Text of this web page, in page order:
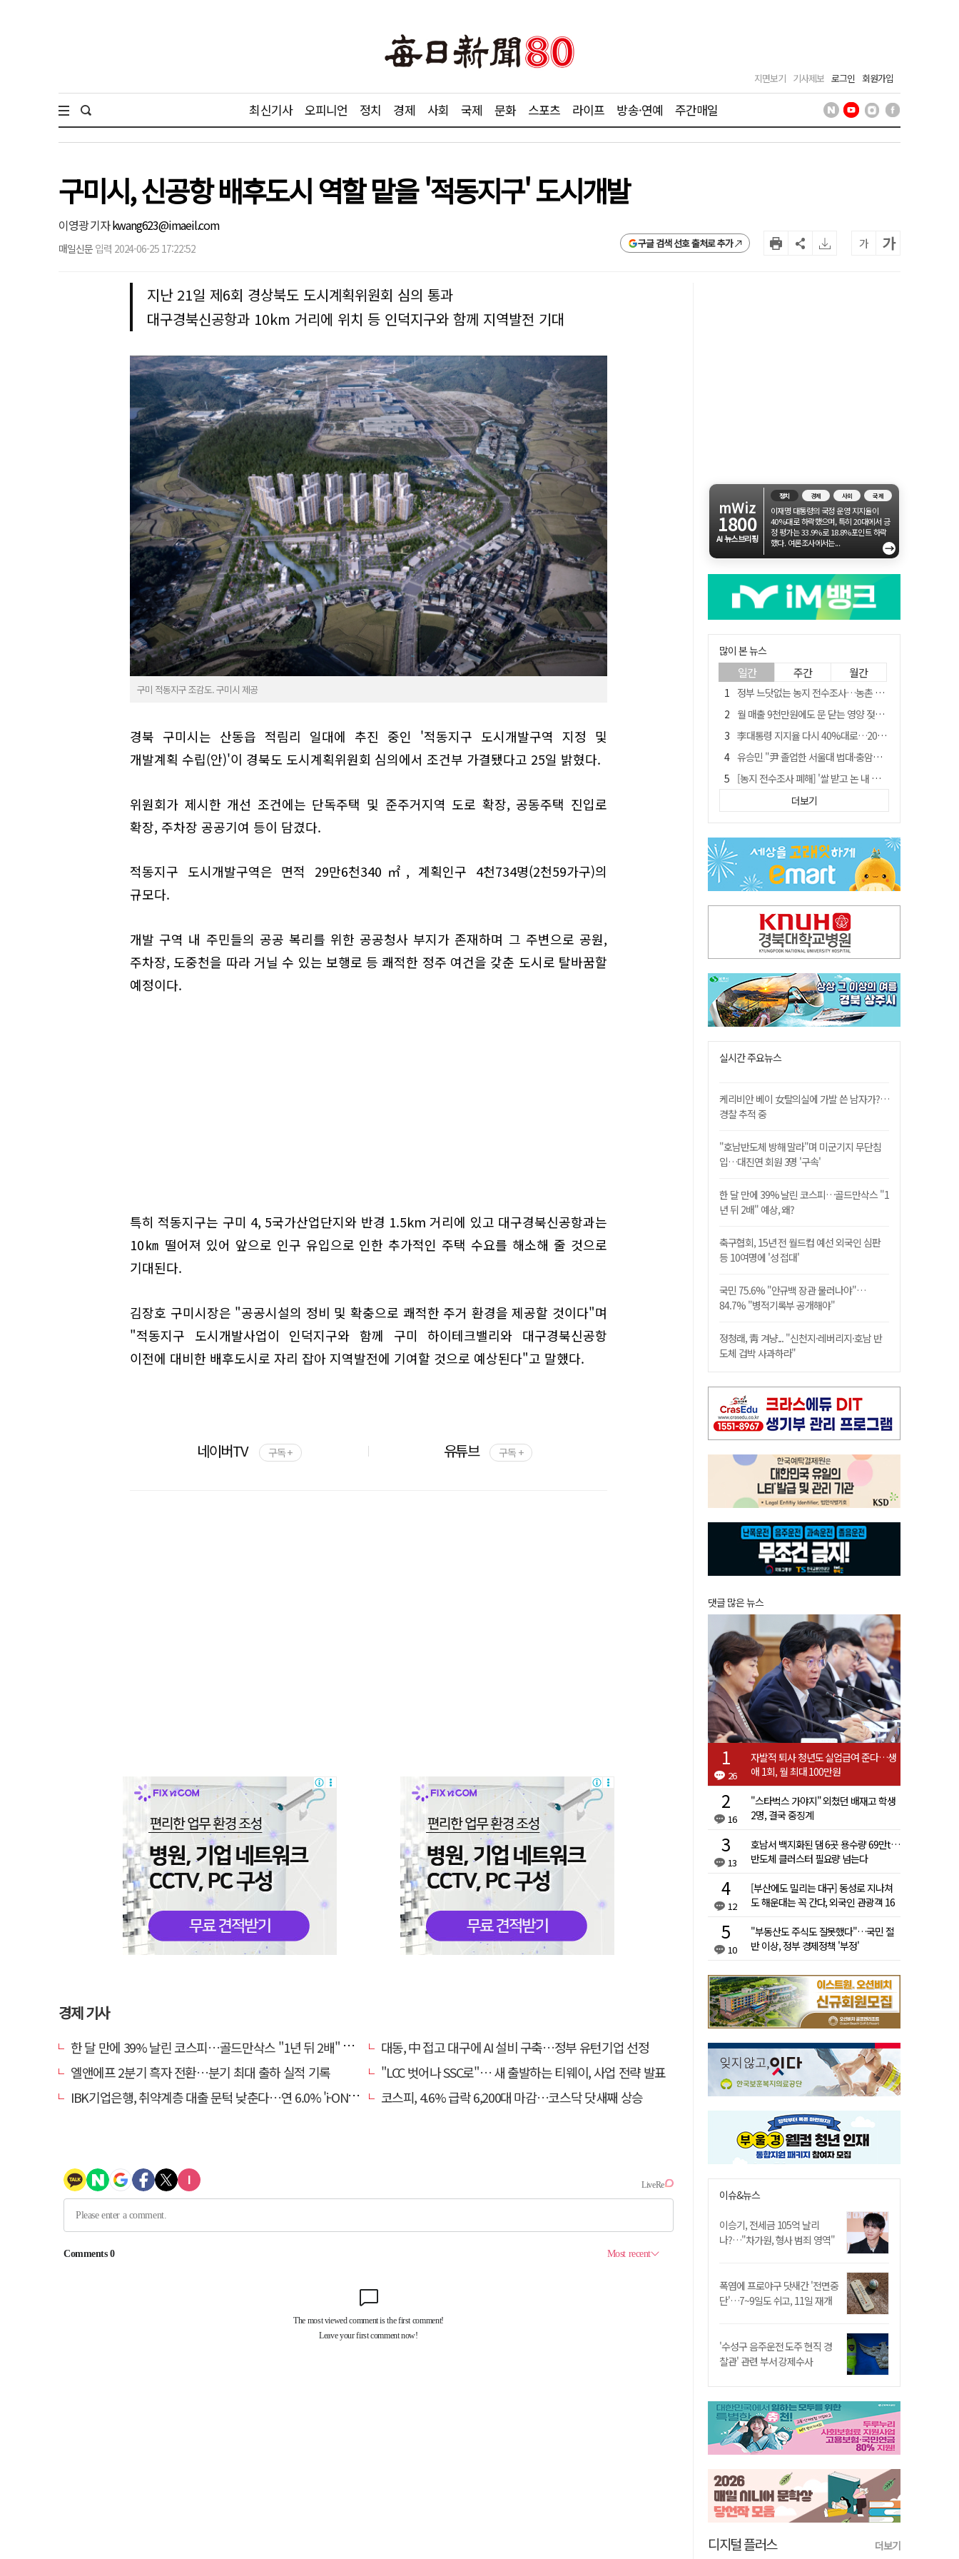
지면보기 기사제보 로그인 회원가입
최신기사 오피니언 정치 경제 사회 국제 문화 스포츠 라이프 방송·연예 주간매일
구미시, 신공항 배후도시 역할 맡을 '적동지구' 도시개발
이영광 기자kwang623@imaeil.com
매일신문 입력 2024-06-25 17:22:52 구글 검색 선호 출처로 추가 가 가
지난 21일 제6회 경상북도 도시계획위원회 심의 통과
대구경북신공항과 10km 거리에 위치 등 인덕지구와 함께 지역발전 기대
구미 적동지구 조감도. 구미시 제공
경북 구미시는 산동읍 적림리 일대에 추진 중인 '적동지구 도시개발구역 지정 및
개발계획 수립(안)'이 경북도 도시계획위원회 심의에서 조건부 가결됐다고 25일 밝혔다.
위원회가 제시한 개선 조건에는 단독주택 및 준주거지역 도로 확장, 공동주택 진입로
확장, 주차장 공공기여 등이 담겼다.
적동지구 도시개발구역은 면적 29만6천340㎡, 계획인구 4천734명(2천59가구)의
규모다.
개발 구역 내 주민들의 공공 복리를 위한 공공청사 부지가 존재하며 그 주변으로 공원,
주차장, 도중천을 따라 거닐 수 있는 보행로 등 쾌적한 정주 여건을 갖춘 도시로 탈바꿈할
예정이다.
특히 적동지구는 구미 4, 5국가산업단지와 반경 1.5km 거리에 있고 대구경북신공항과는
10㎞ 떨어져 있어 앞으로 인구 유입으로 인한 추가적인 주택 수요를 해소해 줄 것으로
기대된다.
김장호 구미시장은 "공공시설의 정비 및 확충으로 쾌적한 주거 환경을 제공할 것이다"며
"적동지구 도시개발사업이 인덕지구와 함께 구미 하이테크밸리와 대구경북신공항
이전에 대비한 배후도시로 자리 잡아 지역발전에 기여할 것으로 예상된다"고 말했다.
네이버TV 구독 + 유튜브 구독 +
경제 기사
한 달 만에 39% 날린 코스피…골드만삭스 "1년 뒤 2배" 예상, 왜?
대동, 中 접고 대구에 AI 설비 구축…정부 유턴기업 선정
엘앤에프 2분기 흑자 전환…분기 최대 출하 실적 기록
"LCC 벗어나 SSC로"… 새 출발하는 티웨이, 사업 전략 발표
IBK기업은행, 취약계층 대출 문턱 낮춘다…연 6.0% 'i-ONE 햇살론 특례보증' 비대면 출시
코스피, 4.6% 급락 6,200대 마감…코스닥 닷새째 상승
mWiz
1800
AI 뉴스브리핑
정치 경제 사회 국제
이재명 대통령의 국정 운영 지지율이
40%대로 하락했으며, 특히 20대에서 긍
정 평가는 33.9%로 18.8%포인트 하락
했다. 여론조사에서는...
→
많이 본 뉴스
일간 주간 월간
정부 느닷없는 농지 전수조사…농촌 들쑤시는 '경자유전'의 칼날
월 매출 9천만원에도 문 닫는 영양 젖소농장… "일할 사람이 없어"
李대통령 지지율 다시 40%대로…20대는 18.8%p 급락
유승민 "尹 졸업한 서울대 법대·충암고도 없애야"…李 육사 통합 직격
[농지 전수조사 폐해] '쌀 받고 논 내 준' 도지농 이제 어쩌나?
[농지 전수조사 폐해] 농지값도 흔들리나…"도지 막히면 헐값 매물 나올 수도"
국민 51.9% "李 대통령 재판 재개 필요하다"
경북 영천시, 9월부터 11월까지 반값 여행 혜택 제공
아쉬운 태클
더보기
실시간 주요뉴스
케리비안 베이 女탈의실에 가발 쓴 남자가?…
경찰 추적 중
"호남반도체 방해 말라"며 미군기지 무단침
입…대진연 회원 3명 '구속'
한 달 만에 39% 날린 코스피…골드만삭스 "1
년 뒤 2배" 예상, 왜?
축구협회, 15년 전 월드컵 예선 외국인 심판
등 10여명에 '성 접대'
국민 75.6% "안규백 장관 물러나야"…
84.7% "병적기록부 공개해야"
정청래, 靑 겨냥... "신천지·레버리지·호남 반
도체 겁박 사과하라"
댓글 많은 뉴스
26
자발적 퇴사 청년도 실업급여 준다…생
애 1회, 월 최대 100만원
16
"스타벅스 가야지" 외쳤던 배재고 학생
2명, 결국 중징계
13
호남서 백지화된 댐 6곳 용수량 69만t…
반도체 클러스터 필요량 넘는다
12
[부산에도 밀리는 대구] 동성로 지나쳐
도 해운대는 꼭 간다, 외국인 관광객 16
10
"부동산도 주식도 잘못했다"…국민 절
반 이상, 정부 경제정책 '부정'
이슈&뉴스
이승기, 전세금 105억 날리
나?…"차가원, 형사 범죄 영역"
폭염에 프로야구 닷새간 '전면중
단'…7~9일도 쉬고, 11일 재개
'수성구 음주운전 도주 현직 경
찰관' 관련 부서 강제수사
디지털 플러스 더보기